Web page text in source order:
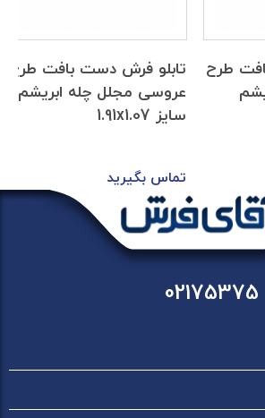
طرح
تابلو فرش دست بافت طرح
عروسی مجلل چله ابریشم
سایز 1.91x1.07
تماس بگیرید
02175375